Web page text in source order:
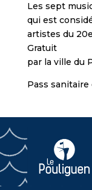
Les sept
qui est
artistes du
Gratuit
par la ville du
Pass